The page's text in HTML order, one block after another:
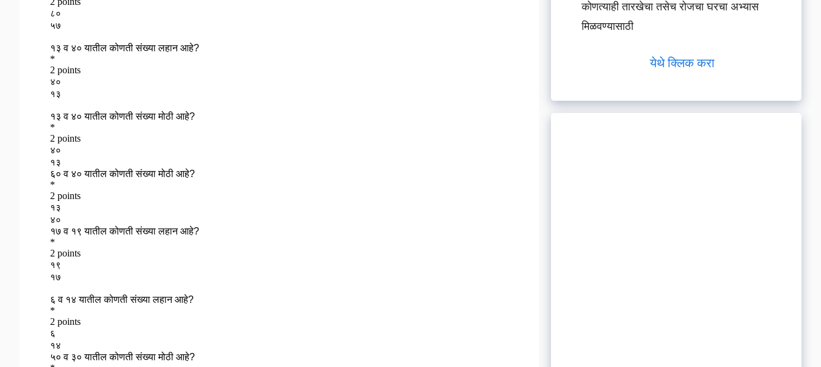
कोणत्याही तारखेचा तसेच रोजचा घरचा अभ्यास
मिळवण्यासाठी
येथे क्लिक करा